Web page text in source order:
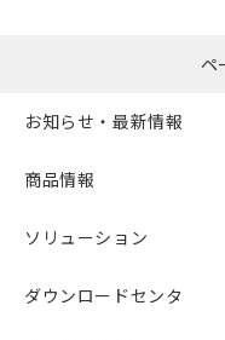
ペ
お知らせ・最新情報
商品情報
ソリューション
ダウンロードセンタ